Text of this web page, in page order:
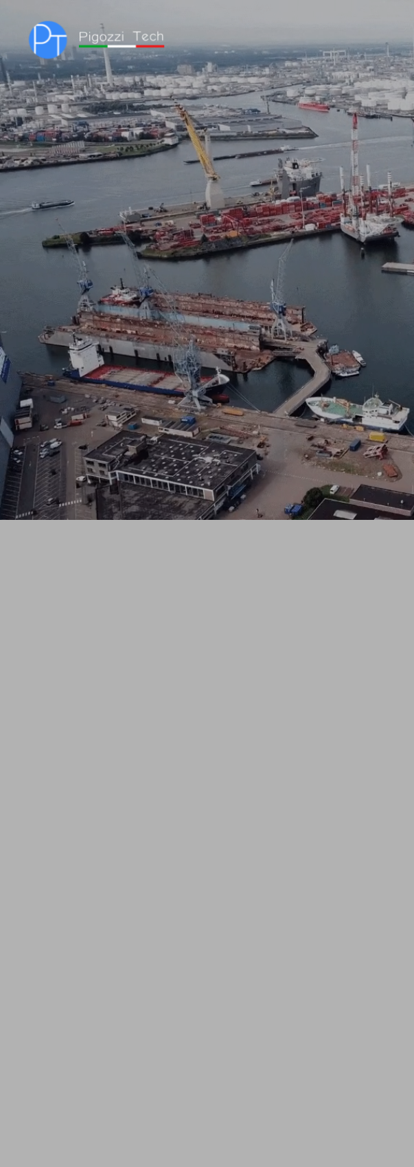
Servizi Chi siamo Dove Operiamo Casi Studio